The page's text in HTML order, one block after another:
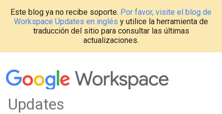
Este blog ya no recibe soporte. Por favor, visite el blog de
Workspace Updates en inglés y utilice la herramienta de
traducción del sitio para consultar las últimas
actualizaciones.
Updates